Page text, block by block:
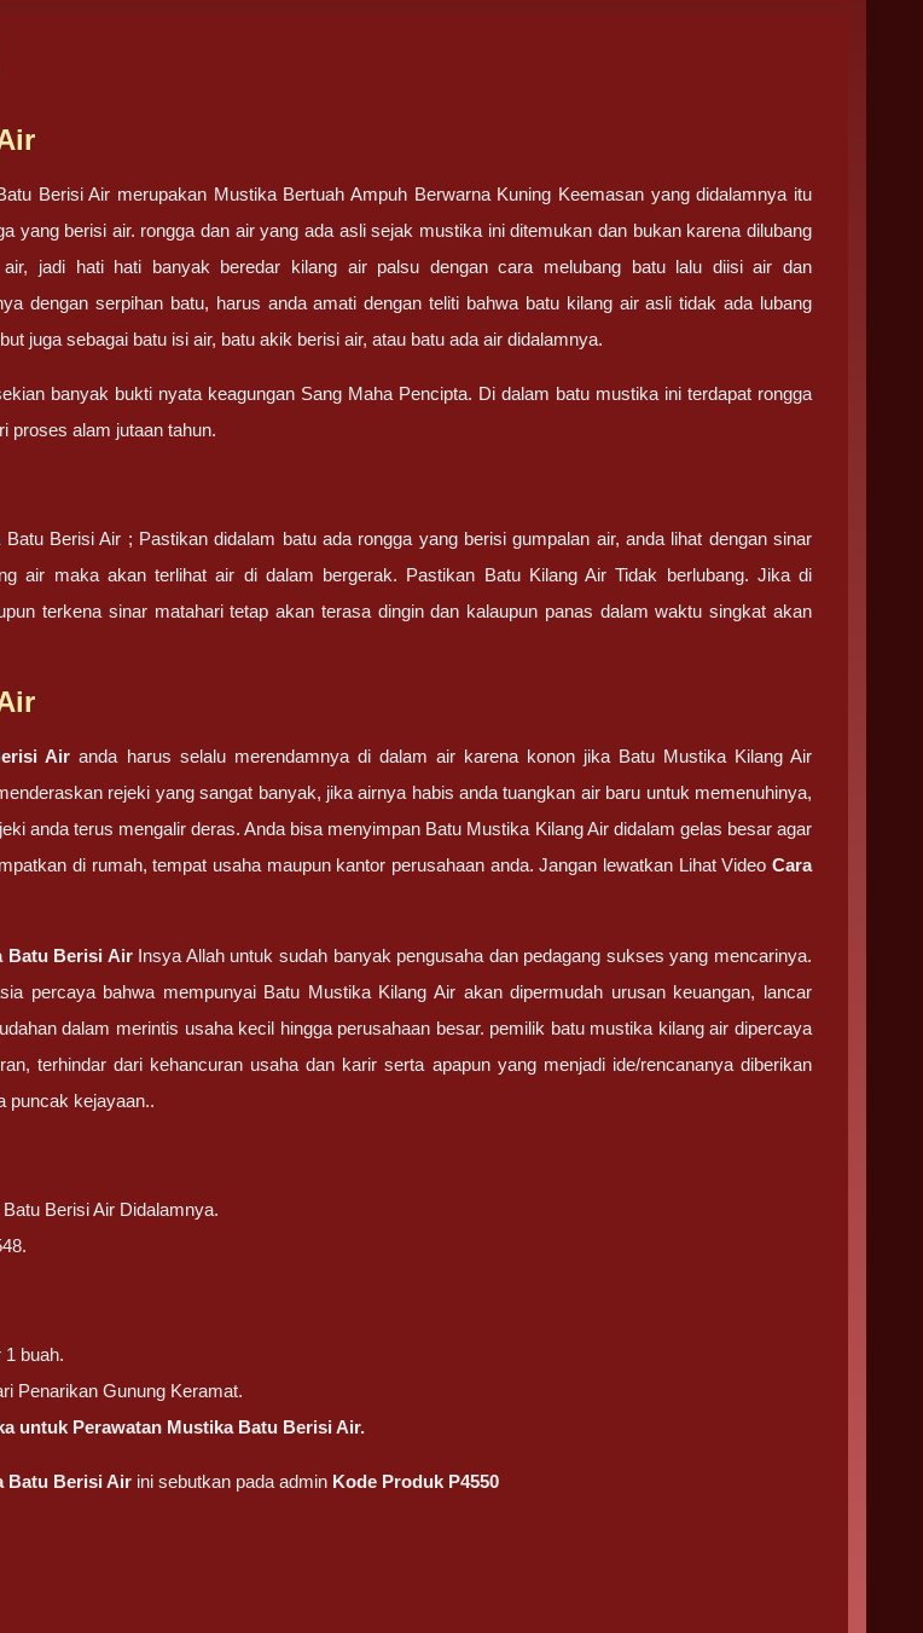
Berisi Air merupakan Mustika Bertuah Ampuh Berwarna Kuning Keemasan yang didalamnya itu
yang berisi air. rongga dan air yang ada asli sejak mustika ini ditemukan dan bukan karena dilubang
jadi hati hati banyak beredar kilang air palsu dengan cara melubang batu lalu diisi air dan
dengan serpihan batu, harus anda amati dengan teliti bahwa batu kilang air asli tidak ada lubang
juga sebagai batu isi air, batu akik berisi air, atau batu ada air didalamnya.
banyak bukti nyata keagungan Sang Maha Pencipta. Di dalam batu mustika ini terdapat rongga
proses alam jutaan tahun.
Berisi Air ; Pastikan didalam batu ada rongga yang berisi gumpalan air, anda lihat dengan sinar
air maka akan terlihat air di dalam bergerak. Pastikan Batu Kilang Air Tidak berlubang. Jika di
terkena sinar matahari tetap akan terasa dingin dan kalaupun panas dalam waktu singkat akan
Air anda harus selalu merendamnya di dalam air karena konon jika Batu Mustika Kilang Air
rejeki yang sangat banyak, jika airnya habis anda tuangkan air baru untuk memenuhinya,
anda terus mengalir deras. Anda bisa menyimpan Batu Mustika Kilang Air didalam gelas besar agar
di rumah, tempat usaha maupun kantor perusahaan anda. Jangan lewatkan Lihat Video Cara
Batu Berisi AirInsya Allah untuk sudah banyak pengusaha dan pedagang sukses yang mencarinya.
percaya bahwa mempunyai Batu Mustika Kilang Air akan dipermudah urusan keuangan, lancar
dalam merintis usaha kecil hingga perusahaan besar. pemilik batu mustika kilang air dipercaya
terhindar dari kehancuran usaha dan karir serta apapun yang menjadi ide/rencananya diberikan
puncak kejayaan..
Berisi Air Didalamnya.
buah.
Penarikan Gunung Keramat.
untuk Perawatan Mustika Batu Berisi Air.
Batu Berisi Air ini sebutkan pada admin Kode Produk P4550